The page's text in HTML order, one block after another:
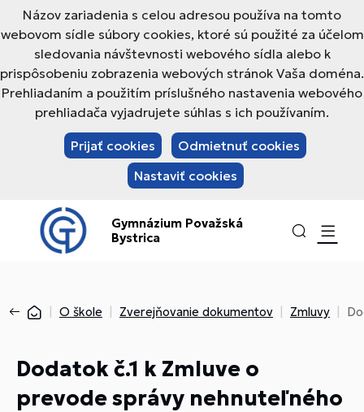
Názov zariadenia s celou adresou používa na tomto
webovom sídle súbory cookies, ktoré sú použité za účelom
sledovania návštevnosti webového sídla alebo k
prispôsobeniu zobrazenia webových stránok Vaša doména.
Prehliadaním a použitím príslušného nastavenia webového
prehliadača vyjadrujete súhlas s ich používaním.
Prijať cookies
Odmietnuť cookies
Nastaviť cookies
Gymnázium Považská
Bystrica
O škole Zverejňovanie dokumentov Zmluvy
Dodatok č.1 k Zmluve o
prevode správy nehnuteľného